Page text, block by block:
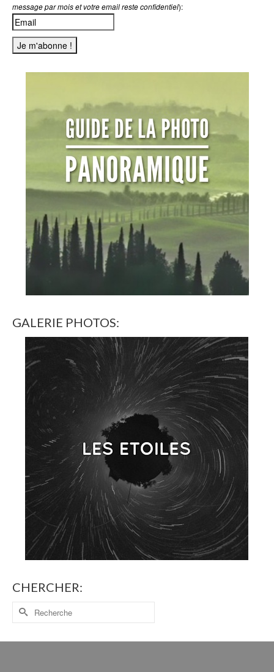
message par mois et votre email reste confidentiel):
GALERIE PHOTOS:
CHERCHER: